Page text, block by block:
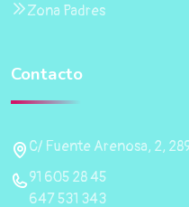
Zona Padres
Contacto
C/ Fuente Arenosa, 2,
91 605 28 45
647 531 343